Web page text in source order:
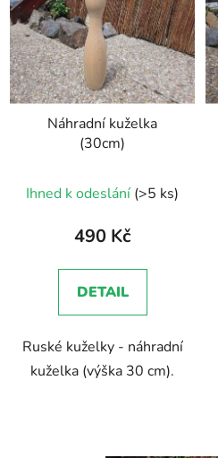
Náhradní kuželka
(30cm)
Ihned k odeslání (>5 ks)
490 Kč
DETAIL
Ruské kuželky - náhradní
kuželka (výška 30 cm).